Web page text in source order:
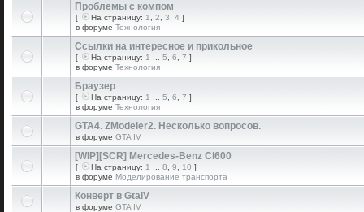
Проблемы с компом
[ На страницу: 1 2 3 4 ]
в форуме Технология
Ссылки на интересное и прикольное
[ На страницу: 1 5 6 7 ]
в форуме Технология
Браузер
[ На страницу: 1 5 6 7 ]
в форуме Технология
GTA4. ZModeler2. Несколько вопросов.
в форуме GTA IV
[WIP][SCR] Mercedes-Benz Cl600
[ На страницу: 1 8 9 10 ]
в форуме Моделирование транспорта
Конверт в GtaIV
в форуме GTA IV